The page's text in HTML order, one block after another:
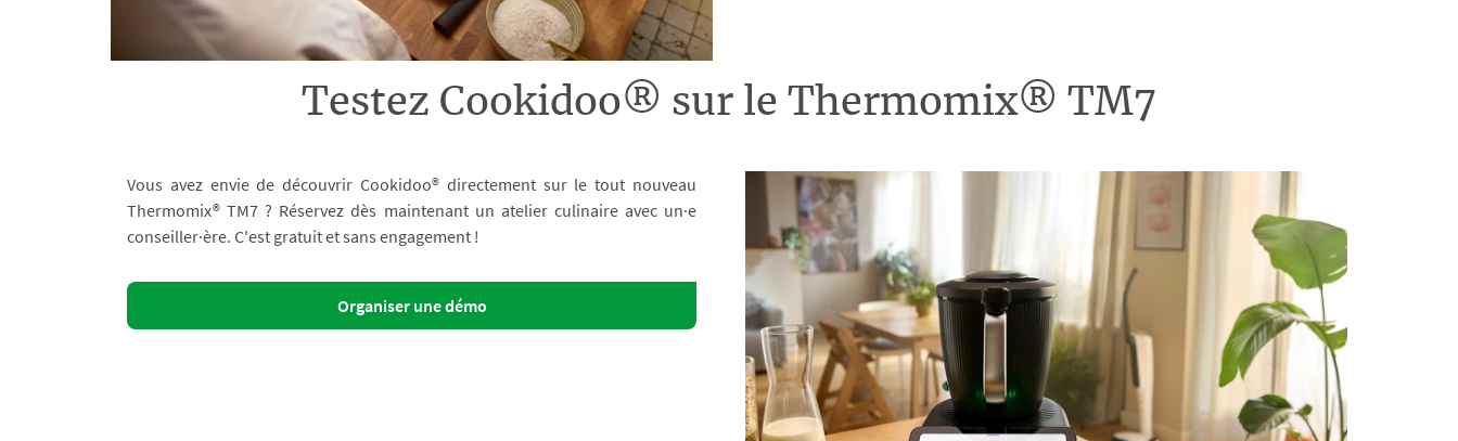
Testez Cookidoo® sur le Thermomix® TM7
Vous avez envie de découvrir Cookidoo® directement sur le tout nouveau
Thermomix® TM7 ? Réservez dès maintenant un atelier culinaire avec un·e
conseiller·ère. C'est gratuit et sans engagement !
Organiser une démo